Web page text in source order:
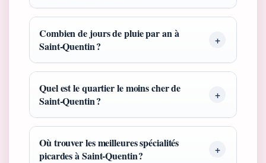
Combien de jours de pluie par an à
Saint‑Quentin ?
Quel est le quartier le moins cher de
Saint‑Quentin ?
Où trouver les meilleures spécialités
picardes à Saint‑Quentin ?